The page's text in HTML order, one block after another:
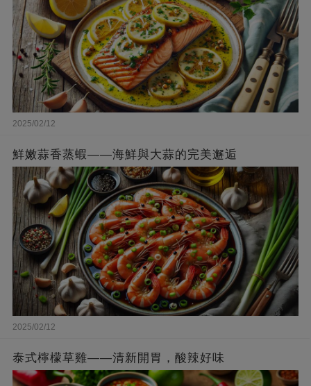
2025/02/12
鮮嫩蒜香蒸蝦——海鮮與大蒜的完美邂逅
2025/02/12
泰式檸檬草雞——清新開胃，酸辣好味